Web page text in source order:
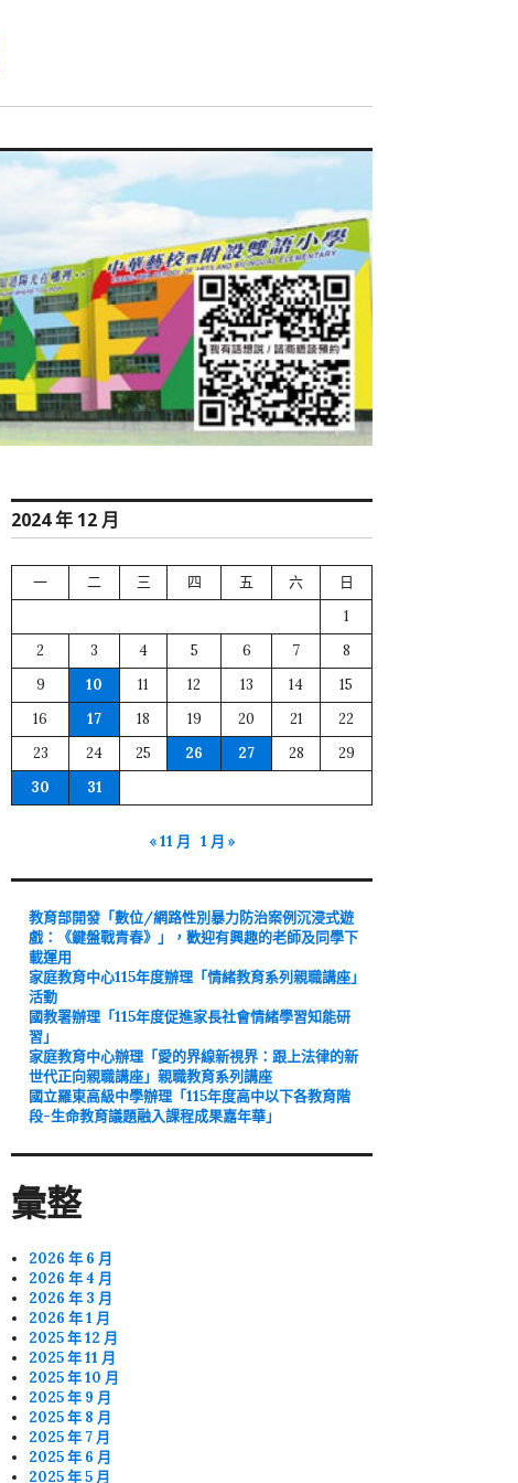
2024 年 12 月
一 二 三 四 五 六
日
1
2
3 4 5 6 7
8
9
10 11 12 13 14
15
16
17 18 19 20 21
22
23
24 25 26 27 28
29
30
31
« 11 月 1 月 »
教育部開發「數位/網路性別暴力防治案例沉浸式遊
戲：《鍵盤戰青春》」，歡迎有興趣的老師及同學下
載運用
家庭教育中心115年度辦理「情緒教育系列親職講座」
活動
國教署辦理「115年度促進家長社會情緒學習知能研
習」
家庭教育中心辦理「愛的界線新視界：跟上法律的新
世代正向親職講座」親職教育系列講座
國立羅東高級中學辦理「115年度高中以下各教育階
段-生命教育議題融入課程成果嘉年華」
彙整
2026 年 6 月
2026 年 4 月
2026 年 3 月
2026 年 1 月
2025 年 12 月
2025 年 11 月
2025 年 10 月
2025 年 9 月
2025 年 8 月
2025 年 7 月
2025 年 6 月
2025 年 5 月